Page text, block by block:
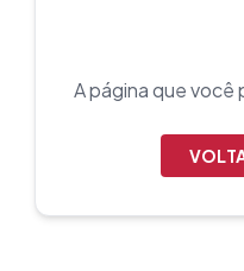
A página que você